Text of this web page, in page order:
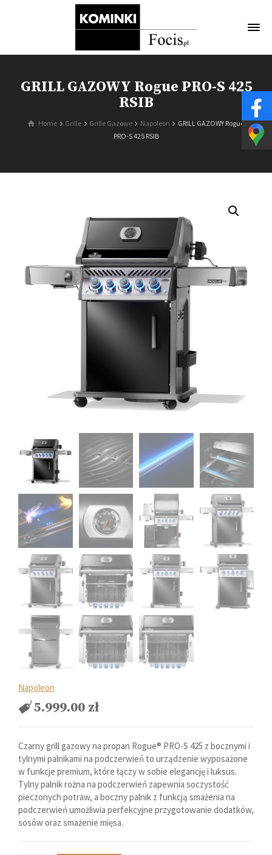
GRILL GAZOWY Rogue PRO-S 425
RSIB
Home Grille Grille Gazowe Napoleon
GRILL GAZOWY Rogue
PRO-S 425 RSIB
Napoleon
5.999.00 zł
Czarny grill gazowy na propan Rogue® PRO-S 425 z bocznymi i
tylnymi palnikami na podczerwień to urządzenie wyposażone
w funkcje premium, które łączy w sobie elegancję i luksus.
Tylny palnik rożna na podczerwień zapewnia soczystość
pieczonych potraw, a boczny palnik z funkcją smażenia na
podczerwień umożliwia perfekcyjne przygotowanie dodatków,
sosów oraz smażenie mięsa.